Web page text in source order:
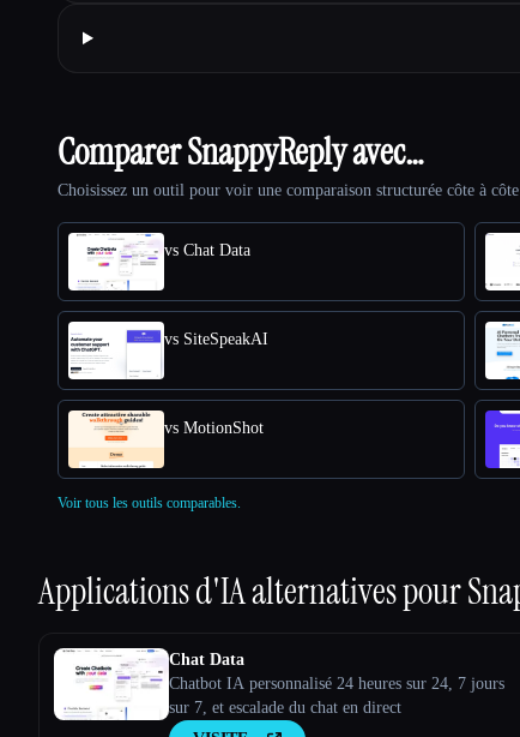
Comparer SnappyReply avec…
Choisissez un outil pour voir une comparaison structurée côte à
vs Chat Data
vs SiteSpeakAI
vs MotionShot
Voir tous les outils comparables.
Applications d'IA alternatives pour
Chat Data
Chatbot IA personnalisé 24 heures sur 24, 7 jours
sur 7, et escalade du chat en direct